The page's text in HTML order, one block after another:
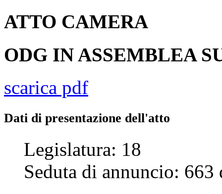
ATTO CAMERA
ODG IN ASSEMBLEA
scarica pdf
Dati di presentazione dell'atto
Legislatura: 18
Seduta di annuncio: 663